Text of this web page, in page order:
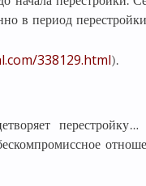
в период
338129.html).